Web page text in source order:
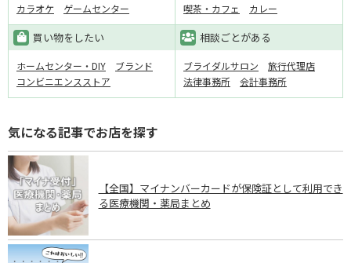
カラオケ
ゲームセンター
喫茶・カフェ
カレー
買い物をしたい
ホームセンター・DIY
ブランド
コンビニエンスストア
相談ごとがある
ブライダルサロン
旅行代理店
法律事務所
会計事務所
気になる記事でお店を探す
【全国】マイナンバーカードが保険証として利用でき
る医療機関・薬局まとめ